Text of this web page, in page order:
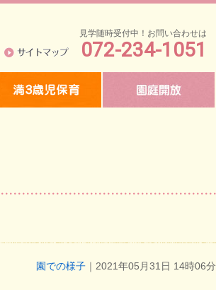
見学随時受付中！お問い合わせは
072-234-1051
園での様子 ｜2021年05月31日 14時06分